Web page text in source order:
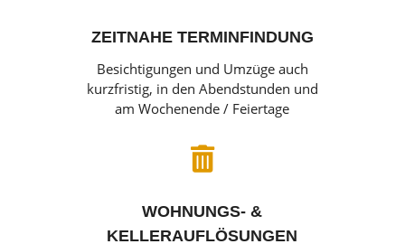
ZEITNAHE TERMINFINDUNG
Besichtigungen und Umzüge auch
kurzfristig, in den Abendstunden und
am Wochenende / Feiertage

WOHNUNGS- &
KELLERAUFLÖSUNGEN